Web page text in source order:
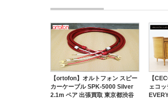
【ortofon】オルトフォン スピー
カーケーブル SPK-5000 Silver
2.1m ペア 出張買取 東京都渋谷
【
ェコ